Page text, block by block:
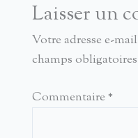
Laisser un
Votre adresse e-
champs
Commentaire *